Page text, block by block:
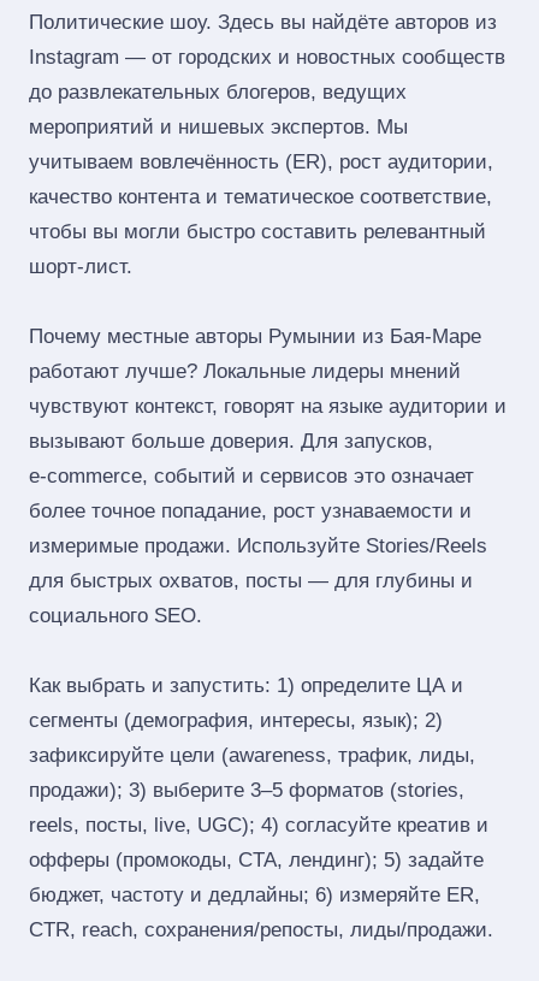
Политические шоу. Здесь вы найдёте авторов из
Instagram — от городских и новостных сообществ
до развлекательных блогеров, ведущих
мероприятий и нишевых экспертов. Мы
учитываем вовлечённость (ER), рост аудитории,
качество контента и тематическое соответствие,
чтобы вы могли быстро составить релевантный
шорт‑лист.
Почему местные авторы Румынии из Бая-Маре
работают лучше? Локальные лидеры мнений
чувствуют контекст, говорят на языке аудитории и
вызывают больше доверия. Для запусков,
e‑commerce, событий и сервисов это означает
более точное попадание, рост узнаваемости и
измеримые продажи. Используйте Stories/Reels
для быстрых охватов, посты — для глубины и
социального SEO.
Как выбрать и запустить: 1) определите ЦА и
сегменты (демография, интересы, язык); 2)
зафиксируйте цели (awareness, трафик, лиды,
продажи); 3) выберите 3–5 форматов (stories,
reels, посты, live, UGC); 4) согласуйте креатив и
офферы (промокоды, CTA, лендинг); 5) задайте
бюджет, частоту и дедлайны; 6) измеряйте ER,
CTR, reach, сохранения/репосты, лиды/продажи.